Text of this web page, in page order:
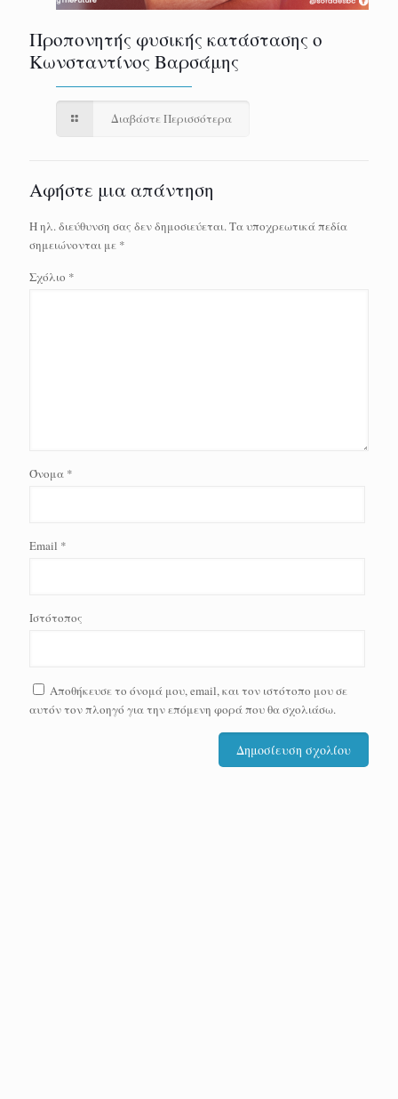
Προπονητής φυσικής κατάστασης ο
Κωνσταντίνος Βαρσάμης
Διαβάστε Περισσότερα
Αφήστε μια απάντηση
Η ηλ. διεύθυνση σας δεν δημοσιεύεται.Τα υποχρεωτικά πεδία
σημειώνονται με *
Σχόλιο *
Όνομα *
Email *
Ιστότοπος
Αποθήκευσε το όνομά μου, email, και τον ιστότοπο μου σε
αυτόν τον πλοηγό για την επόμενη φορά που θα σχολιάσω.